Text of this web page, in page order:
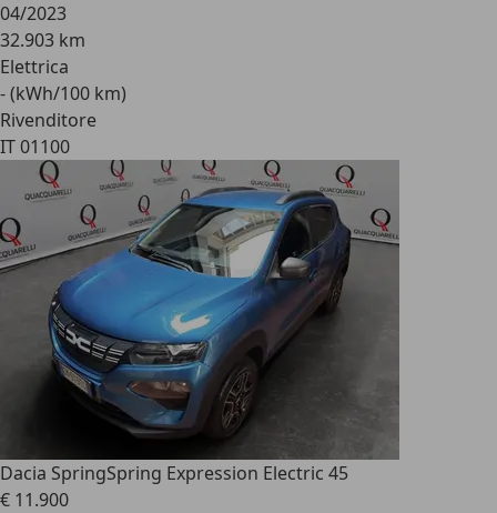
04/2023
32.903 km
Elettrica
- (kWh/100 km)
Rivenditore
IT 01100
Dacia SpringSpring Expression Electric 45
€ 11.900